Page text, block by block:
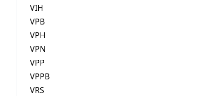
VIH
VPB
VPH
VPN
VPP
VPPB
VRS